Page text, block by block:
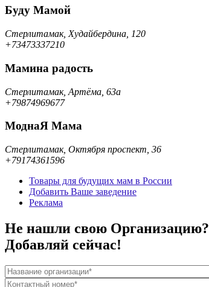
Буду Мамой
Стерлитамак, Худайбердина, 120
+73473337210
Мамина радость
Стерлитамак, Артёма, 63а
+79874969677
МоднаЯ Мама
Стерлитамак, Октября проспект, 36
+79174361596
Товары для будущих мам в России
Добавить Ваше заведение
Реклама
Не нашли свою Организацию?
Добавляй сейчас!